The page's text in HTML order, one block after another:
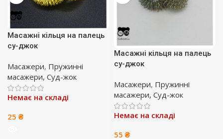
Масажні кільця на палець
су-джок
Масажери, Пружинні
масажери, Суд-жок
Немає на складі
25 ₴
Масажні кільця на палець
су-джок
Масажери, Пружинні
масажери, Суд-жок
Немає на складі
55 ₴